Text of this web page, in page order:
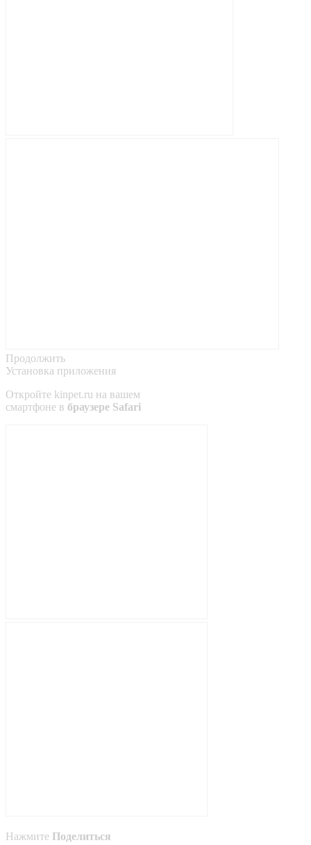
Продолжить
Установка приложения
Откройте kinpet.ru на вашем
смартфоне в браузере Safari
Нажмите Поделиться